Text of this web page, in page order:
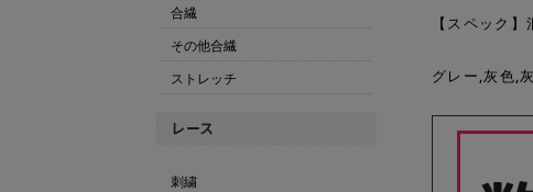
合繊
その他合繊
ストレッチ
刺繍
【スペック
グレー,灰色,